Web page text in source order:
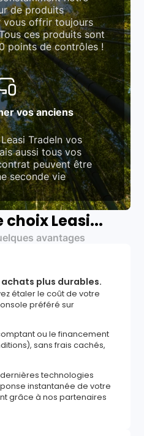
de produits
vous offrir toujours
ces produits sont
points de contrôles !
vos anciens
TradeIn vos
aussi tous vos
peuvent être
seconde vie
choix Leasi...
avantages
plus durables.
étaler le coût de votre
préféré sur
ou le financement
sans frais cachés,
technologies
instantanée de votre
grâce à nos partenaires